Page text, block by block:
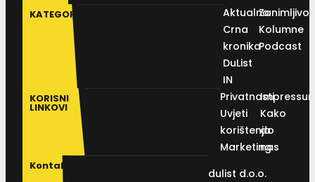
KATEGORIJE
Aktualno
Crna
kronika
DuList
IN
Kolumne
Podcast
KORISNI
LINKOVI
Privatnosti
Uvjeti
korištenja
Marketing
Kako
do
nas
Kontakt
dulist d.o.o.